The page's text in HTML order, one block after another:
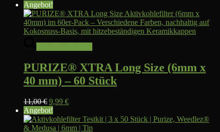
Angebot!
PURIZE® XTRA Long Size (6mm x
40 mm) – 60 Stück
11,00€ Ursprünglicher
Preis
war:
11,00 €
9,99 €Aktueller
ist:
9,99 €.
Angebot!